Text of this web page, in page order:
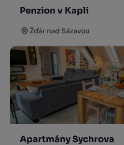
Penzion v Kapli
Žďár nad Sázavou
Apartmány Sychrova